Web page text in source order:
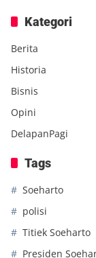
Kategori
Berita
Historia
Bisnis
Opini
DelapanPagi
Tags
Soeharto
polisi
Titiek Soeharto
Presiden